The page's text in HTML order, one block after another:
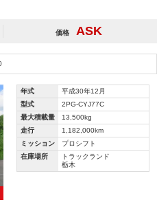
価格 ASK
年式
平成30年12月
型式
2PG-CYJ77C
最大積載量
13,500kg
走行
1,182,000km
ミッション
プロシフト
在庫場所
トラックランド
栃木